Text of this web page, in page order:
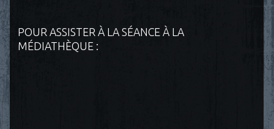
POUR ASSISTER À LA SÉANCE À LA
MÉDIATHÈQUE :